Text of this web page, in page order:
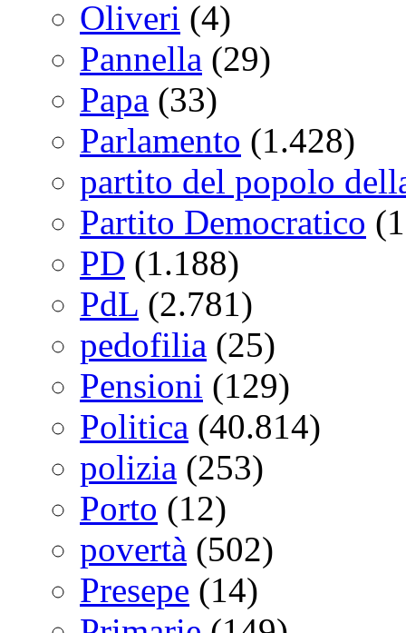
Oliveri (4)
Pannella (29)
Papa (33)
Parlamento (1.428)
partito del popolo
Partito Democratico
PD (1.188)
PdL (2.781)
pedofilia (25)
Pensioni (129)
Politica (40.814)
polizia (253)
Porto (12)
povertà (502)
Presepe (14)